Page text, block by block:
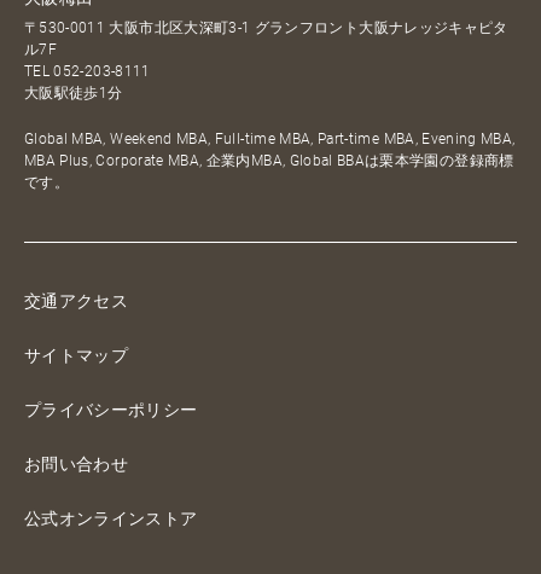
〒530-0011 大阪市北区大深町3-1 グランフロント大阪ナレッジキャピタ
ル7F
TEL052-203-8111
大阪駅徒歩1分
Global MBA, Weekend MBA, Full-time MBA, Part-time MBA, Evening MBA,
MBA Plus, Corporate MBA, 企業内MBA, Global BBAは栗本学園の登録商標
です。
交通アクセス
サイトマップ
プライバシーポリシー
お問い合わせ
公式オンラインストア